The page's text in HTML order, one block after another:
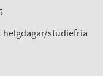
helgdagar/studiefria